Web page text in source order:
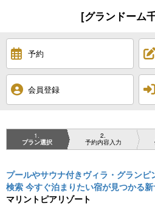
[グランドーム
予約
会員登録
1
プラン選択
2
予約内容入力
プールやサウナ付きヴィラ・グランピ
検索 今すぐ泊まりたい宿が見つかる
マリントピアリゾート